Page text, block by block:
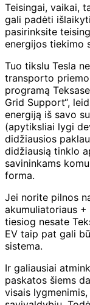
Teisingai, vaikai,
gali padėti
pasirinksite
energijos tiekimo
Tuo tikslu Tesla
transporto
programą
Grid Support“,
energiją iš savo
(apytiksliai lygi
didžiausios
didžiausią tinklo
savininkams
forma.
Jei norite pilnos
akumuliatoriaus +
tiesiog nesate
EV taip pat gali
sistema.
Ir galiausiai
paskatos šiems
visais